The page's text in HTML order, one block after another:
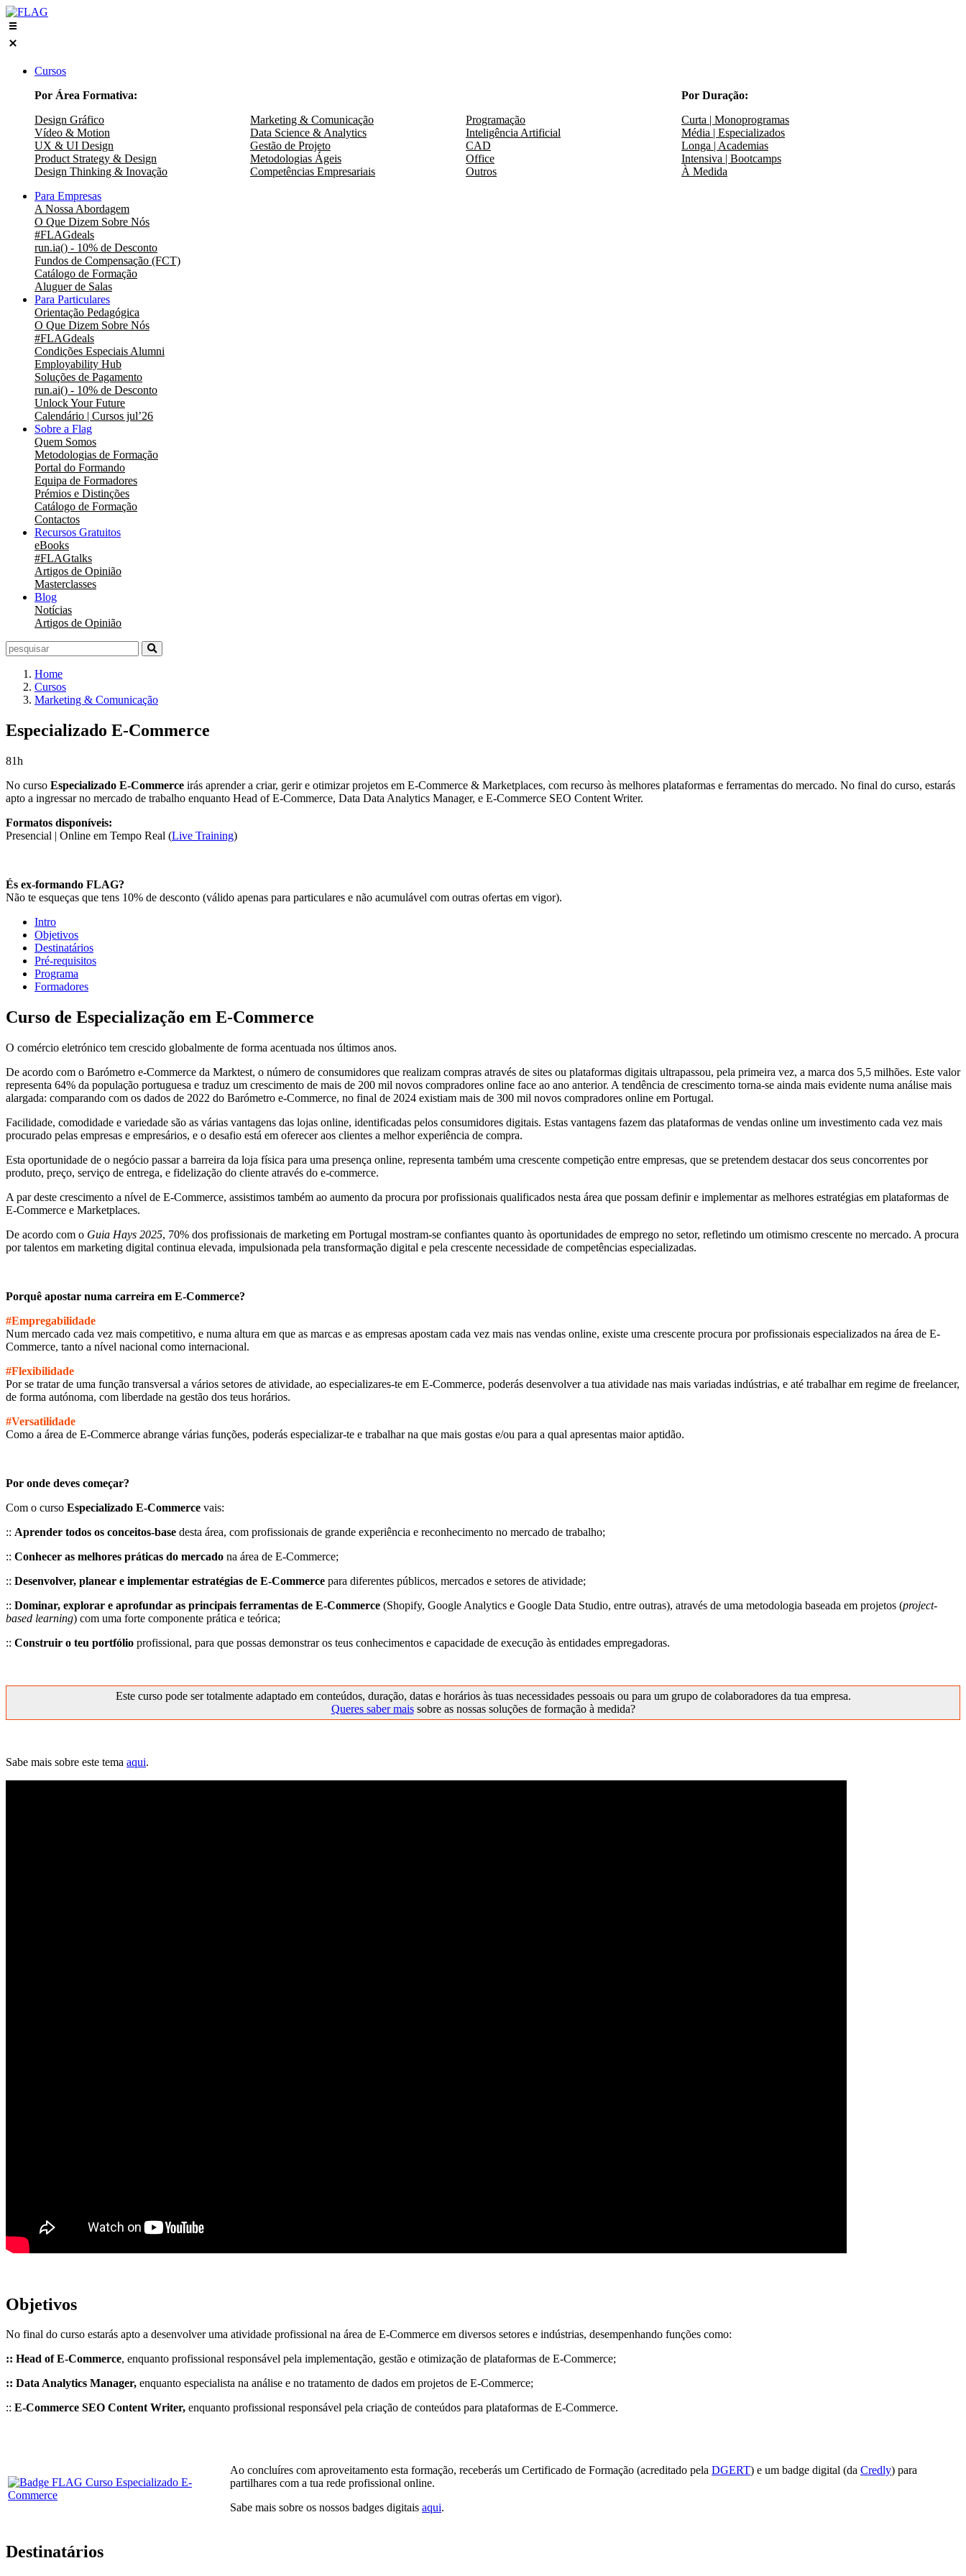
Skip
to
content
Cursos
Por Área Formativa:
Por Duração:
Design Gráfico
Vídeo & Motion
UX & UI Design
Product Strategy & Design
Design Thinking & Inovação
Marketing & Comunicação
Data Science & Analytics
Gestão de Projeto
Metodologias Ágeis
Competências Empresariais
Programação
Inteligência Artificial
CAD
Office
Outros
Curta | Monoprogramas
Média | Especializados
Longa | Academias
Intensiva | Bootcamps
À Medida
Para Empresas
A Nossa Abordagem
O Que Dizem Sobre Nós
#FLAGdeals
run.ia() - 10% de Desconto
Fundos de Compensação (FCT)
Catálogo de Formação
Aluguer de Salas
Para Particulares
Orientação Pedagógica
O Que Dizem Sobre Nós
#FLAGdeals
Condições Especiais Alumni
Employability Hub
Soluções de Pagamento
run.ai() - 10% de Desconto
Unlock Your Future
Calendário | Cursos jul’26
Sobre a Flag
Quem Somos
Metodologias de Formação
Portal do Formando
Equipa de Formadores
Prémios e Distinções
Catálogo de Formação
Contactos
Recursos Gratuitos
eBooks
#FLAGtalks
Artigos de Opinião
Masterclasses
Blog
Notícias
Artigos de Opinião
Home
Cursos
Marketing & Comunicação
Especializado E-Commerce
81h
No curso Especializado E-Commerce irás aprender a criar, gerir e otimizar projetos em E-Commerce & Marketplaces, com recurso às melhores plataformas e ferramentas do mercado. No final do curso, estarás
apto a ingressar no mercado de trabalho enquanto Head of E-Commerce, Data Data Analytics Manager, e E-Commerce SEO Content Writer.
Formatos disponíveis:
Presencial | Online em Tempo Real (Live Training)
És ex-formando FLAG?
Não te esqueças que tens 10% de desconto (válido apenas para particulares e não acumulável com outras ofertas em vigor).
Intro
Objetivos
Destinatários
Pré-requisitos
Programa
Formadores
Curso de Especialização em E-Commerce
O comércio eletrónico tem crescido globalmente de forma acentuada nos últimos anos.
De acordo com o Barómetro e-Commerce da Marktest, o número de consumidores que realizam compras através de sites ou plataformas digitais ultrapassou, pela primeira vez, a marca dos 5,5 milhões. Este valor
representa 64% da população portuguesa e traduz um crescimento de mais de 200 mil novos compradores online face ao ano anterior. A tendência de crescimento torna-se ainda mais evidente numa análise mais
alargada: comparando com os dados de 2022 do Barómetro e-Commerce, no final de 2024 existiam mais de 300 mil novos compradores online em Portugal.
Facilidade, comodidade e variedade são as várias vantagens das lojas online, identificadas pelos consumidores digitais. Estas vantagens fazem das plataformas de vendas online um investimento cada vez mais
procurado pelas empresas e empresários, e o desafio está em oferecer aos clientes a melhor experiência de compra.
Esta oportunidade de o negócio passar a barreira da loja física para uma presença online, representa também uma crescente competição entre empresas, que se pretendem destacar dos seus concorrentes por
produto, preço, serviço de entrega, e fidelização do cliente através do e-commerce.
A par deste crescimento a nível de E-Commerce, assistimos também ao aumento da procura por profissionais qualificados nesta área que possam definir e implementar as melhores estratégias em plataformas de
E-Commerce e Marketplaces.
De acordo com o Guia Hays 2025, 70% dos profissionais de marketing em Portugal mostram-se confiantes quanto às oportunidades de emprego no setor, refletindo um otimismo crescente no mercado. A procura
por talentos em marketing digital continua elevada, impulsionada pela transformação digital e pela crescente necessidade de competências especializadas.
Porquê apostar numa carreira em E-Commerce?
#Empregabilidade
Num mercado cada vez mais competitivo, e numa altura em que as marcas e as empresas apostam cada vez mais nas vendas online, existe uma crescente procura por profissionais especializados na área de E-
Commerce, tanto a nível nacional como internacional.
#Flexibilidade
Por se tratar de uma função transversal a vários setores de atividade, ao especializares-te em E-Commerce, poderás desenvolver a tua atividade nas mais variadas indústrias, e até trabalhar em regime de freelancer,
de forma autónoma, com liberdade na gestão dos teus horários.
#Versatilidade
Como a área de E-Commerce abrange várias funções, poderás especializar-te e trabalhar na que mais gostas e/ou para a qual apresentas maior aptidão.
Por onde deves começar?
Com o curso Especializado E-Commerce vais:
:: Aprender todos os conceitos-base desta área, com profissionais de grande experiência e reconhecimento no mercado de trabalho;
:: Conhecer as melhores práticas do mercado na área de E-Commerce;
:: Desenvolver, planear e implementar estratégias de E-Commerce para diferentes públicos, mercados e setores de atividade;
:: Dominar, explorar e aprofundar as principais ferramentas de E-Commerce (Shopify, Google Analytics e Google Data Studio, entre outras), através de uma metodologia baseada em projetos (project-
based learning) com uma forte componente prática e teórica;
:: Construir o teu portfólio profissional, para que possas demonstrar os teus conhecimentos e capacidade de execução às entidades empregadoras.
Este curso pode ser totalmente adaptado em conteúdos, duração, datas e horários às tuas necessidades pessoais ou para um grupo de colaboradores da tua empresa.
Queres saber maissobre as nossas soluções de formação à medida?
Sabe mais sobre este tema aqui.
Objetivos
No final do curso estarás apto a desenvolver uma atividade profissional na área de E-Commerce em diversos setores e indústrias, desempenhando funções como:
:: Head of E-Commerce, enquanto profissional responsável pela implementação, gestão e otimização de plataformas de E-Commerce;
:: Data Analytics Manager, enquanto especialista na análise e no tratamento de dados em projetos de E-Commerce;
:: E-Commerce SEO Content Writer, enquanto profissional responsável pela criação de conteúdos para plataformas de E-Commerce.
Ao concluíres com aproveitamento esta formação, receberás um Certificado de Formação (acreditado pela DGERT) e um badge digital (da Credly) para
partilhares com a tua rede profissional online.
Sabe mais sobre os nossos badges digitais aqui.
Destinatários